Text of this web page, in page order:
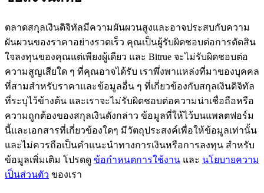
กิจกรรมเพิ่มเติม
รับรางวัลและสิทธิพิเศษสุดพิเศษ
ศูนย์รางวัล
เข้าสู่ระบบ ลงชื่อ
ตลาดสกุลเงินดิจิทัลมีความผันผวนสูงและอาจประสบกับความ
ผันผวนของราคาอย่างรวดเร็ว คุณเป็นผู้รับผิดชอบต่อการตัดสิน
ใจลงทุนของคุณแต่เพียงผู้เดียว และ Bitrue จะไม่รับผิดชอบต่อ
ความสูญเสียใด ๆ ที่คุณอาจได้รับ เราพึ่งพาแหล่งที่มาของบุคคล
ที่สามสำหรับราคาและข้อมูลอื่น ๆ ที่เกี่ยวข้องกับสกุลเงินดิจิทัล
ที่ระบุไว้ข้างต้น และเราจะไม่รับผิดชอบต่อความน่าเชื่อถือหรือ
ความถูกต้องของสกุลเงินดังกล่าว ข้อมูลที่ให้ไว้บนแพลตฟอร์ม
นี้และเอกสารที่เกี่ยวข้องใดๆ มีวัตถุประสงค์เพื่อให้ข้อมูลเท่านั้น
และไม่ควรถือเป็นคำแนะนำทางการเงินหรือการลงทุน สำหรับ
ข้อมูลเพิ่มเติม โปรดดู ข้อกำหนดการใช้งาน และ นโยบายความ
เป็นส่วนตัว ของเรา